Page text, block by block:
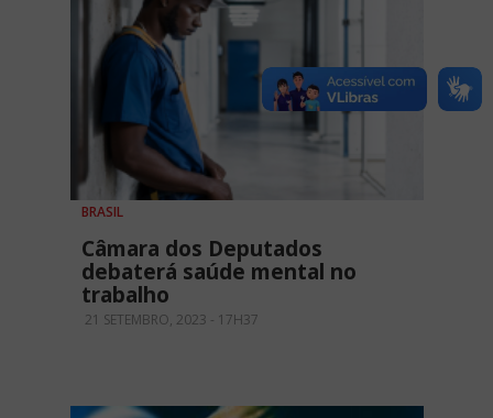
BRASIL
Câmara dos Deputados
debaterá saúde mental no
trabalho
21 SETEMBRO, 2023 - 17H37